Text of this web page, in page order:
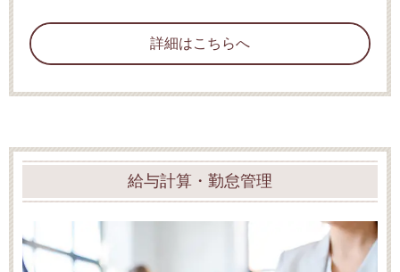
詳細はこちらへ
給与計算・勤怠管理